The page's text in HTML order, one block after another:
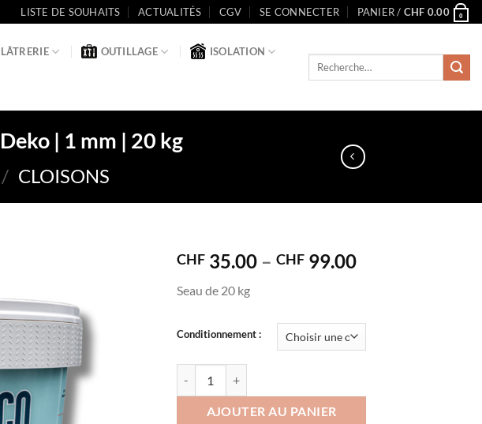
LISTE DE SOUHAITS ACTUALITÉS CGV SE CONNECTER PANIER / CHF 0.00 0
OUTILLAGE ISOLATION
Recherche
| 1 mm | 20 kg
/ CLOISONS
CHF 35.00 – CHF 99.00
Seau de 20 kg
Conditionnement :
AJOUTER AU PANIER